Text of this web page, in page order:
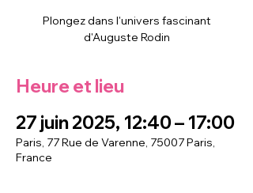
Plongez dans l'univers fascinant
d'Auguste Rodin
Heure et lieu
27 juin 2025, 12:40 – 17:00
Paris, 77 Rue de Varenne, 75007 Paris,
France